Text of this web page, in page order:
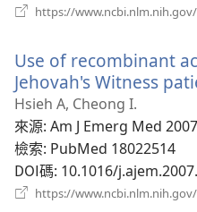
https://
Use of recombinant
Jehovah's Witness
Hsieh A, Cheong I.
來源‎: Am J Emerg Med
檢索‎: PubMed 18022514
DOI碼‎: 10.1016/
https://